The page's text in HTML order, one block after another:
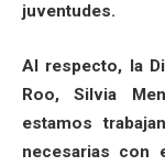
juventudes.
Al respecto, la
Roo, Silvia
estamos
necesarias con